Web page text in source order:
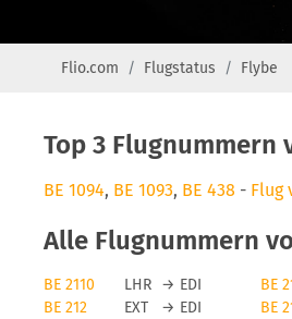
Flio.com Flugstatus Flybe
Top 3 Flugnummern
BE 1094, BE 1093, BE 438 - Flug
Alle Flugnummern
BE 2110 LHR → EDI BE
BE 212
EXT → EDI BE